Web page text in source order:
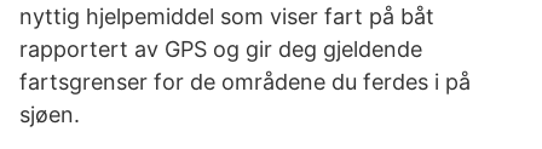
nyttig hjelpemiddel som viser fart på båt
rapportert av GPS og gir deg gjeldende
fartsgrenser for de områdene du ferdes i på
sjøen.